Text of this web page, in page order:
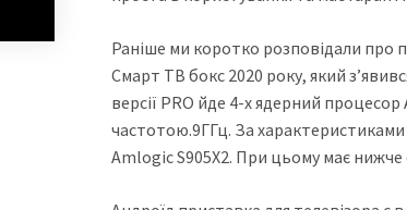
Раніше ми коротко розповідали про
Смарт ТВ бокс 2020 року, який
версії PRO йде 4-х ядерний
частотою.9ГГц. За
Amlogic S905X2. При цьому має